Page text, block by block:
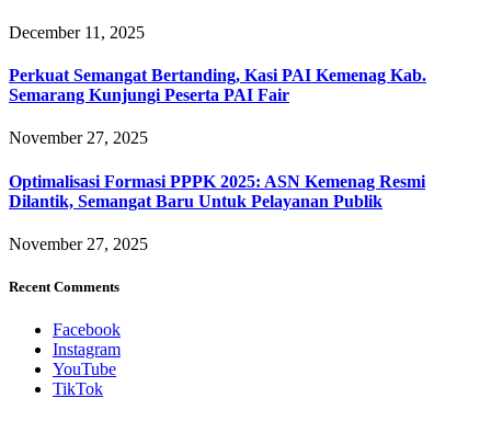
December 11, 2025
Perkuat Semangat Bertanding, Kasi PAI Kemenag Kab.
Semarang Kunjungi Peserta PAI Fair
November 27, 2025
Optimalisasi Formasi PPPK 2025: ASN Kemenag Resmi
Dilantik, Semangat Baru Untuk Pelayanan Publik
November 27, 2025
Recent Comments
Facebook
Instagram
YouTube
TikTok